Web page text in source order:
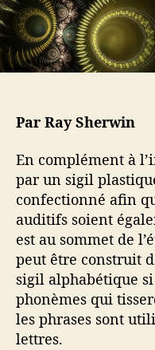
a
r
t
i
c
Par Ray Sherwin
En complément à
par un sigil
confectionné afin
auditifs soient
est au sommet de
peut être construit
sigil alphabétique si
phonèmes qui
les phrases sont
lettres.